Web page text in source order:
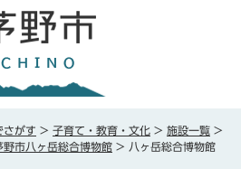
さがす > 子育て・教育・文化 > 施設一覧 >
野市八ヶ岳総合博物館 > 八ヶ岳総合博物館